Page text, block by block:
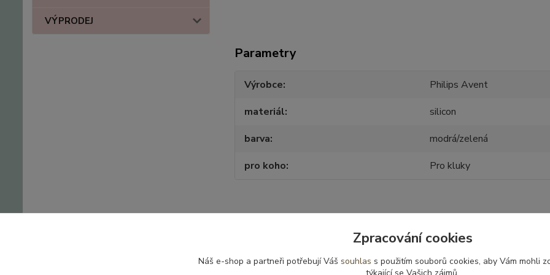
VÝPRODEJ
Parametry
Výrobce
Philips Avent
materiál
silicon
barva
modrá/zelená
pro koho
Pro kluky
Zboží zařazeno v kategoriích
Dudlíky a příslušenství
Zpracování cookies
Náš e-shop a partneři potřebují Váš souhlas s použitím souborů cookies, aby Vám mohli